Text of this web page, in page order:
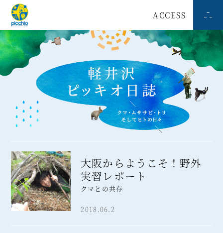
ACCESS
大阪からようこそ！野外
実習レポート
クマとの共存
2018.06.2